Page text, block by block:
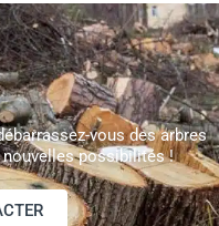
vous des arbres
possibilités !